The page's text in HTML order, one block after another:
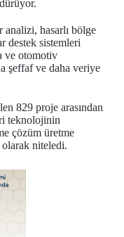
analizi, hasarlı bölge
destek sistemleri
ve otomotiv
şeffaf ve daha veriye
829 proje arasından
teknolojinin
çözüm üretme
olarak niteledi.